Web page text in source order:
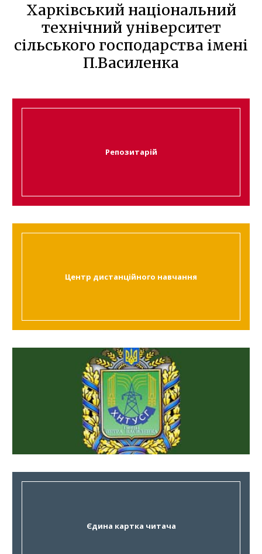
Харківський національний
технічний університет
сільського господарства імені
П.Василенка
Репозитарій
Центр дистанційного навчання
Єдина картка читача